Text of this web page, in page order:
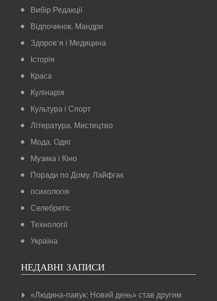
Вибір Редакції
Відпочинок. Мандри
Здоров‘я і Медицина
Історія
Краса
Кулінарія
Культура і Спорт
Література. Мистецтво
Мода. Одяг
Музика і Кіно
Поради по Дому. Лайфгак
психологія
Селебретіс
Технології
Україна
НЕДАВНІ ЗАПИСИ
«Людина-павук: Новий день» став другим